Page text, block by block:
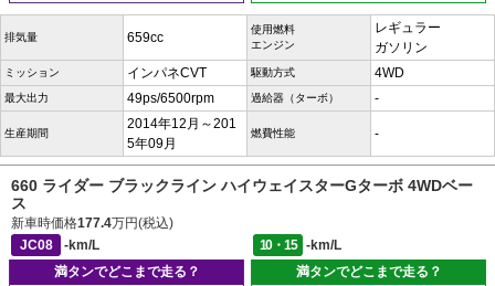
排気量 659cc
使用燃料
エンジン
レギュラー
ガソリン
ミッション インパネCVT 駆動方式 4WD
最大出力 49ps/6500rpm 過給器（ターボ） -
生産期間
2014年12月～201
5年09月
燃費性能 -
660 ライダー ブラックライン ハイウェイスターGターボ 4WDベー
ス
新車時価格177.4万円(税込)
JC08
-km/L 10・15
-km/L
満タンでどこまで走る？
満タンでどこまで走る？